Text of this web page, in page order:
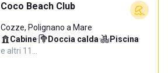
Coco Beach Club
Cozze, Polignano a Mare
Cabine· Doccia calda· Piscina·
e altri 11…